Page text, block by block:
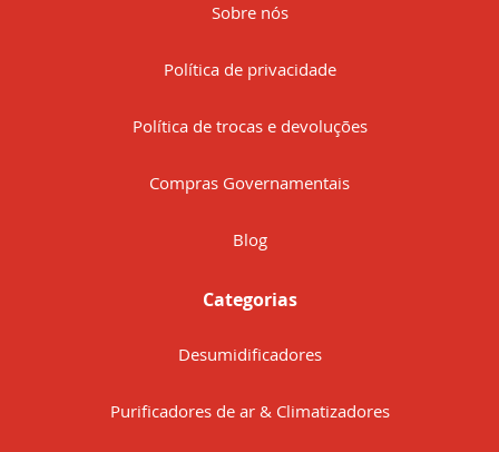
Sobre nós
Política de privacidade
Política de trocas e devoluções
Compras Governamentais
Blog
Categorias
Desumidificadores
Purificadores de ar & Climatizadores